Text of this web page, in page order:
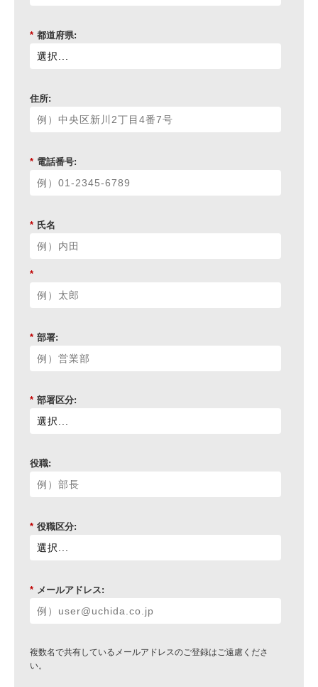
* 都道府県:
住所:
* 電話番号:
* 氏名
*
* 部署:
* 部署区分:
役職:
* 役職区分:
* メールアドレス:
複数名で共有しているメールアドレスのご登録はご遠慮くださ
い。